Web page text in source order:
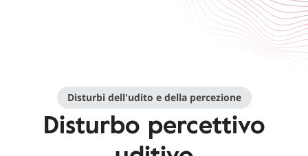
Disturbi dell'udito e della percezione
Disturbo percettivo